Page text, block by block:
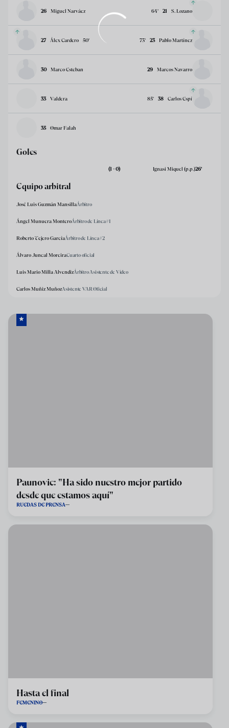
26 Miguel Narváez 21 S. Lozano
64’
27 Álex Cardero 50’ 23 Pablo Martínez
73’
30 Marco Esteban 29 Marcos Navarro
33 Valdera 38 Carlos Espí
85’
35 Omar Falah
Goles
(1 - 0) Ignasi Miquel (p.p.)26’
Equipo arbitral
José Luis Guzmán MansillaÁrbitro
Ángel Munuera MonteroÁrbitro de Línea#1
Roberto Tejero GarcíaÁrbitro de Línea#2
Álvaro Juncal MoreiraCuarto oficial
Luis Mario Milla AlvendizÁrbitro Asistente de Vídeo
Carlos Muñiz MuñozAsistente VAR Oficial
Paunovic: "Ha sido nuestro mejor partido
desde que estamos aquí"
RUEDAS DE PRENSA
Hasta el final
FEMENINO